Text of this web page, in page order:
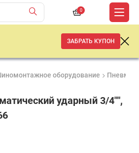
0
ЗАБРАТЬ КУПОН
оборудование
ударный 3/4"",